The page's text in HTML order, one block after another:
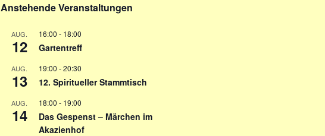
Anstehende Veranstaltungen
AUG.
12
16:00 - 18:00
Gartentreff
AUG.
13
19:00 -20:30
12. Spiritueller Stammtisch
AUG.
14
18:00 - 19:00
Das Gespenst – Märchen im
Akazienhof